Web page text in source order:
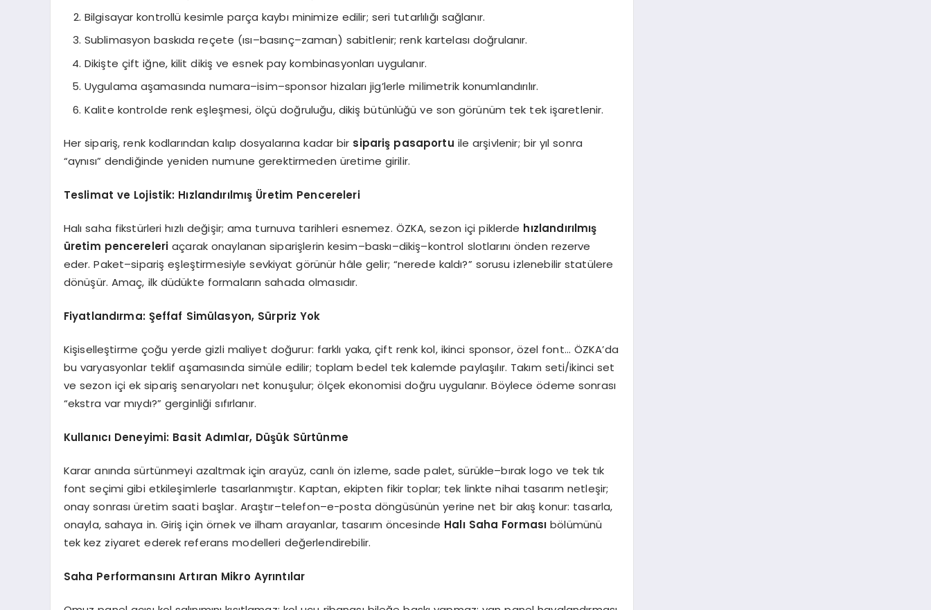
Bilgisayar kontrollü kesimle parça kaybı minimize edilir; seri tutarlılığı sağlanır.
Sublimasyon baskıda reçete (ısı–basınç–zaman) sabitlenir; renk kartelası doğrulanır.
Dikişte çift iğne, kilit dikiş ve esnek pay kombinasyonları uygulanır.
Uygulama aşamasında numara–isim–sponsor hizaları jig’lerle milimetrik konumlandırılır.
Kalite kontrolde renk eşleşmesi, ölçü doğruluğu, dikiş bütünlüğü ve son görünüm tek tek işaretlenir.
Her sipariş, renk kodlarından kalıp dosyalarına kadar bir sipariş pasaportu ile arşivlenir; bir yıl sonra
“aynısı” dendiğinde yeniden numune gerektirmeden üretime girilir.
Teslimat ve Lojistik: Hızlandırılmış Üretim Pencereleri
Halı saha fikstürleri hızlı değişir; ama turnuva tarihleri esnemez. ÖZKA, sezon içi piklerde hızlandırılmış
üretim pencereleri açarak onaylanan siparişlerin kesim–baskı–dikiş–kontrol slotlarını önden rezerve
eder. Paket–sipariş eşleştirmesiyle sevkiyat görünür hâle gelir; “nerede kaldı?” sorusu izlenebilir statülere
dönüşür. Amaç, ilk düdükte formaların sahada olmasıdır.
Fiyatlandırma: Şeffaf Simülasyon, Sürpriz Yok
Kişiselleştirme çoğu yerde gizli maliyet doğurur: farklı yaka, çift renk kol, ikinci sponsor, özel font… ÖZKA’da
bu varyasyonlar teklif aşamasında simüle edilir; toplam bedel tek kalemde paylaşılır. Takım seti/ikinci set
ve sezon içi ek sipariş senaryoları net konuşulur; ölçek ekonomisi doğru uygulanır. Böylece ödeme sonrası
“ekstra var mıydı?” gerginliği sıfırlanır.
Kullanıcı Deneyimi: Basit Adımlar, Düşük Sürtünme
Karar anında sürtünmeyi azaltmak için arayüz, canlı ön izleme, sade palet, sürükle–bırak logo ve tek tık
font seçimi gibi etkileşimlerle tasarlanmıştır. Kaptan, ekipten fikir toplar; tek linkte nihai tasarım netleşir;
onay sonrası üretim saati başlar. Araştır–telefon–e-posta döngüsünün yerine net bir akış konur: tasarla,
onayla, sahaya in. Giriş için örnek ve ilham arayanlar, tasarım öncesinde Halı Saha Forması bölümünü
tek kez ziyaret ederek referans modelleri değerlendirebilir.
Saha Performansını Artıran Mikro Ayrıntılar